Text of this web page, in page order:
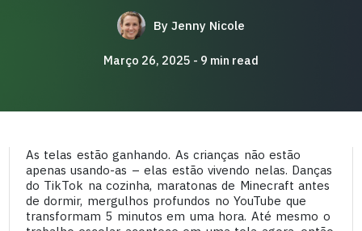
By Jenny Nicole
Março 26, 2025 9 min read
As telas estão ganhando. As crianças não estão
apenas usando-as – elas estão vivendo nelas. Danças
do TikTok na cozinha, maratonas de Minecraft antes
de dormir, mergulhos profundos no YouTube que
transformam 5 minutos em uma hora. Até mesmo o